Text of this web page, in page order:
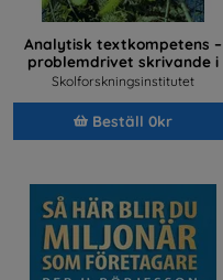
Analytisk textkompetens –
problemdrivet skrivande i
samhällsvetenskapliga och
Skolforskningsinstitutet
Beställ 0kr